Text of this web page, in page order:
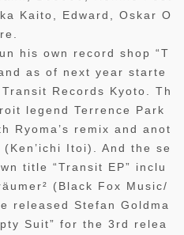
Kaito, Edward, Oskar O
his own record shop “T
as of next year starte
Records Kyoto. Th
legend Terrence Park
Ryoma’s remix and anot
Itoi). And the se
title “Transit EP” inclu
(Black Fox Music/
released Stefan Goldma
Suit” for the 3rd relea